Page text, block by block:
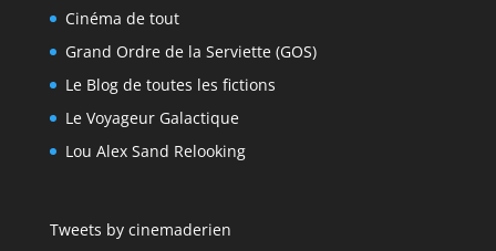
Cinéma de tout
Grand Ordre de la Serviette (GOS)
Le Blog de toutes les fictions
Le Voyageur Galactique
Lou Alex Sand Relooking
Tweets by cinemaderien